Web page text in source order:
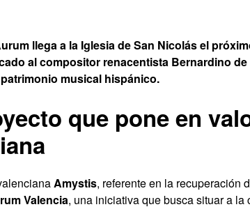
llega a la Iglesia de San Nicolás el
al compositor renacentista Bernardino
musical hispánico.
que pone en
Amystis, referente en la recuperación
Valencia, una iniciativa que busca situar a